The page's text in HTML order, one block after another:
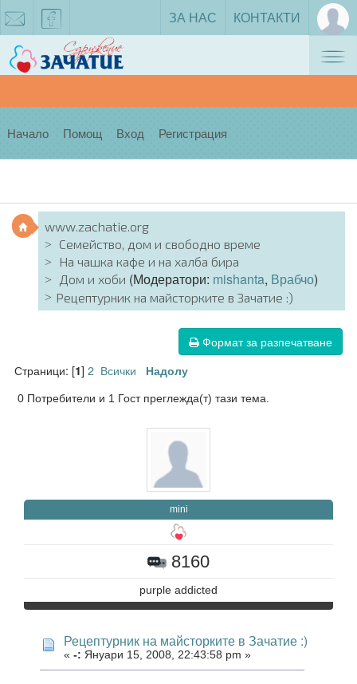
facebook
ЗА НАС КОНТАКТИ
Начало Помощ Вход Регистрация
www.zachatie.org
Семейство, дом и свободно време
На чашка кафе и на халба бира
Дом и хоби (Модератори: mishanta, Врабчо)
Рецептурник на майсторките в Зачатие :)
Формат за разпечатване
Страници: [1] 2 Всички Надолу
0 Потребители и 1 Гост преглежда(т) тази тема.
mini
8160
purple addicted
Рецептурник на майсторките в Зачатие :)
« -: Януари 15, 2008, 22:43:58 pm »